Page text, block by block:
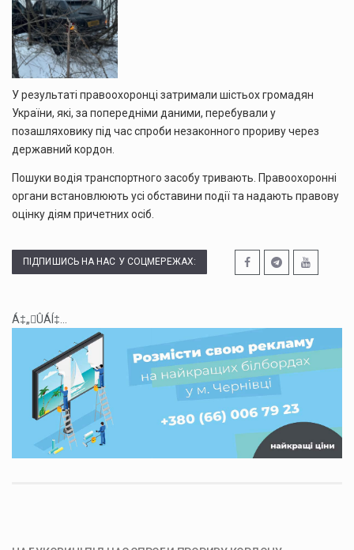
У результаті правоохоронці затримали шістьох громадян
України, які, за попередніми даними, перебували у
позашляховику під час спроби незаконного прориву через
державний кордон.
Пошуки водія транспортного засобу тривають. Правоохоронні
органи встановлюють усі обставини події та надають правову
оцінку діям причетних осіб.
ПІДПИШИСЬ НА НАС У СОЦМЕРЕЖАХ:
Á‡„ÛÁÍ‡...